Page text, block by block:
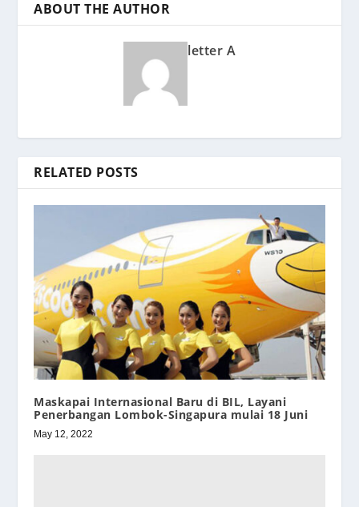
ABOUT THE AUTHOR
letter A
RELATED POSTS
Maskapai Internasional Baru di BIL, Layani
Penerbangan Lombok-Singapura mulai 18 Juni
May 12, 2022